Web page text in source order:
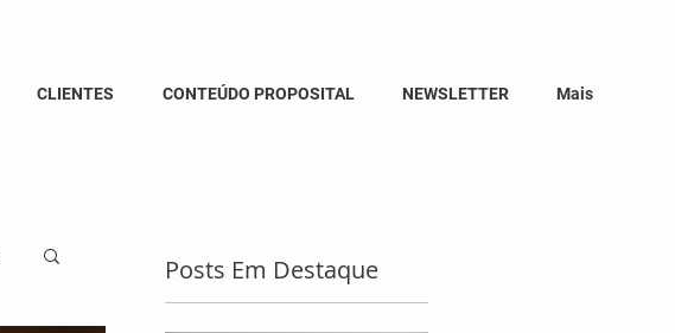
CLIENTES CONTEÚDO PROPOSITAL NEWSLETTER Mais
Posts Em Destaque